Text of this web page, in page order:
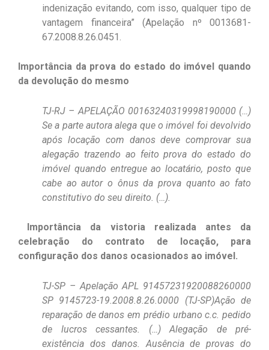
indenização evitando, com isso, qualquer tipo de
vantagem financeira” (Apelação nº 0013681-
67.2008.8.26.0451.
Importância da prova do estado do imóvel quando
da devolução do mesmo
TJ-RJ – APELAÇÃO 00163240319998190000 (…)
Se a parte autora alega que o imóvel foi devolvido
após locação com danos deve comprovar sua
alegação trazendo ao feito prova do estado do
imóvel quando entregue ao locatário, posto que
cabe ao autor o ônus da prova quanto ao fato
constitutivo do seu direito. (…).
Importância da vistoria realizada antes da
celebração do contrato de locação, para
configuração dos danos ocasionados ao imóvel.
TJ-SP – Apelação APL 91457231920088260000
SP 9145723-19.2008.8.26.0000 (TJ-SP)Ação de
reparação de danos em prédio urbano c.c. pedido
de lucros cessantes. (…) Alegação de pré-
existência dos danos. Ausência de provas do